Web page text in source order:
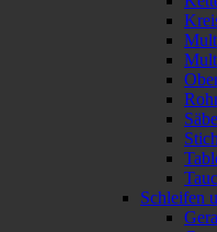
Schleifen